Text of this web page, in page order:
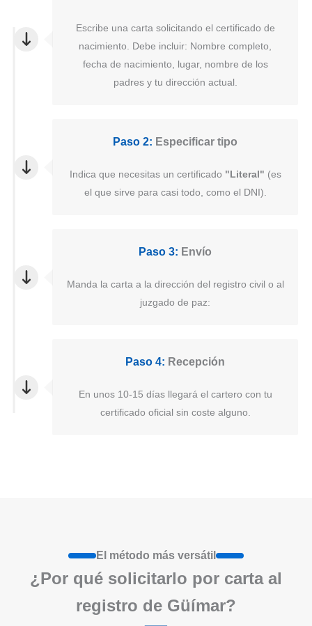
Escribe una carta solicitando el certificado de
nacimiento. Debe incluir: Nombre completo,
fecha de nacimiento, lugar, nombre de los
padres y tu dirección actual.
Paso 2: Especificar tipo
Indica que necesitas un certificado "Literal" (es
el que sirve para casi todo, como el DNI).
Paso 3: Envío
Manda la carta a la dirección del registro civil o al
juzgado de paz:
Paso 4: Recepción
En unos 10-15 días llegará el cartero con tu
certificado oficial sin coste alguno.
El método más versátil
¿Por qué solicitarlo por carta al
registro de Güímar?